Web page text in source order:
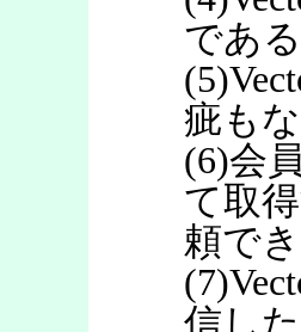
であ
疵も
(6)会
て取
頼で
信し